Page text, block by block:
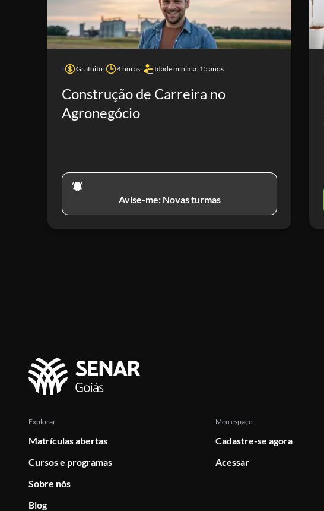
Gratuito 4 horas Idade mínima: 15 anos
Construção de Carreira no
Agronegócio
Avise-me: Novas turmas
Explorar
Matrículas abertas
Cursos e programas
Sobre nós
Blog
Meu espaço
Cadastre-se agora
Acessar